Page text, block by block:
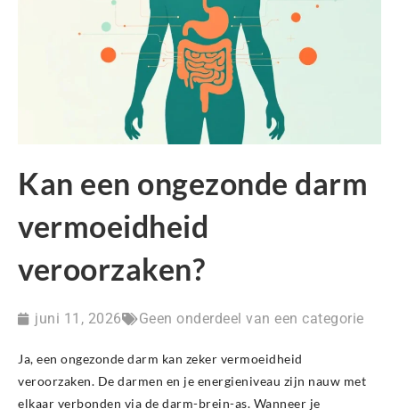
Kan een ongezonde darm
vermoeidheid
veroorzaken?
juni 11, 2026 Geen onderdeel van een categorie
Ja, een ongezonde darm kan zeker vermoeidheid
veroorzaken. De darmen en je energieniveau zijn nauw met
elkaar verbonden via de darm-brein-as. Wanneer je